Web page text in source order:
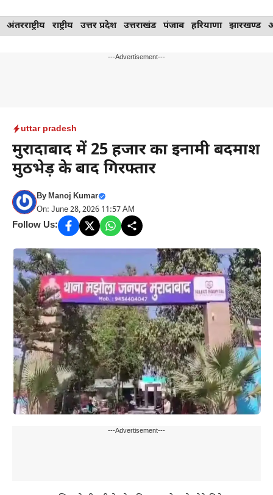
Skip
to
अंतरराष्ट्रीय राष्ट्रीय उत्तर प्रदेश उत्तराखंड पंजाब हरियाणा झारखण्ड
---Advertisement---
uttar pradesh
मुरादाबाद में 25 हजार का इनामी बदमाश
मुठभेड़ के बाद गिरफ्तार
ByManoj Kumar
On: June 28, 2026 11:57 AM
Follow Us:
---Advertisement---